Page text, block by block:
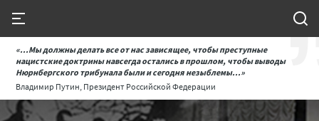
«...Мы должны делать все от нас зависящее, чтобы преступные
нацистские доктрины навсегда остались в прошлом, чтобы выводы
Нюрнбергского трибунала были и сегодня незыблемы...»
Владимир Путин, Президент Российской Федерации